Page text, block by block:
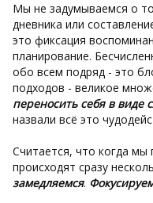
Мы не задумываемся о
дневника или
это фиксация
планирование.
обо всем подряд - это
подходов - великое
переносить себя в виде
назвали всё это
Считается, что когда
происходят сразу
замедляемся.